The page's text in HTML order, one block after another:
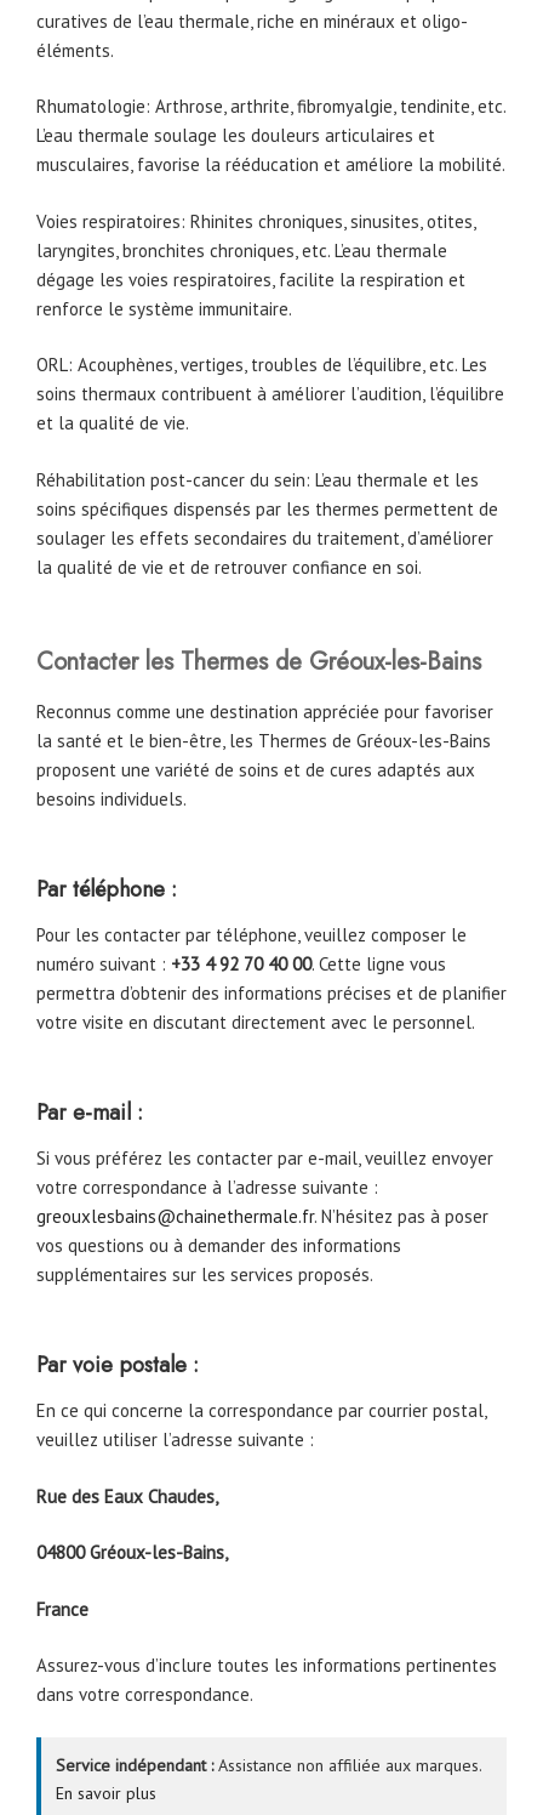
curatives de l’eau thermale, riche en minéraux et oligo-
éléments.
Rhumatologie: Arthrose, arthrite, fibromyalgie, tendinite, etc.
L’eau thermale soulage les douleurs articulaires et
musculaires, favorise la rééducation et améliore la mobilité.
Voies respiratoires: Rhinites chroniques, sinusites, otites,
laryngites, bronchites chroniques, etc. L’eau thermale
dégage les voies respiratoires, facilite la respiration et
renforce le système immunitaire.
ORL: Acouphènes, vertiges, troubles de l’équilibre, etc. Les
soins thermaux contribuent à améliorer l’audition, l’équilibre
et la qualité de vie.
Réhabilitation post-cancer du sein: L’eau thermale et les
soins spécifiques dispensés par les thermes permettent de
soulager les effets secondaires du traitement, d’améliorer
la qualité de vie et de retrouver confiance en soi.
Contacter les Thermes de Gréoux-les-Bains
Reconnus comme une destination appréciée pour favoriser
la santé et le bien-être, les Thermes de Gréoux-les-Bains
proposent une variété de soins et de cures adaptés aux
besoins individuels.
Par téléphone :
Pour les contacter par téléphone, veuillez composer le
numéro suivant : +33 4 92 70 40 00. Cette ligne vous
permettra d’obtenir des informations précises et de planifier
votre visite en discutant directement avec le personnel.
Par e-mail :
Si vous préférez les contacter par e-mail, veuillez envoyer
votre correspondance à l’adresse suivante :
greouxlesbains@chainethermale.fr. N’hésitez pas à poser
vos questions ou à demander des informations
supplémentaires sur les services proposés.
Par voie postale :
En ce qui concerne la correspondance par courrier postal,
veuillez utiliser l’adresse suivante :
Rue des Eaux Chaudes,
04800 Gréoux-les-Bains,
France
Assurez-vous d’inclure toutes les informations pertinentes
dans votre correspondance.
Service indépendant :Assistance non affiliée aux marques.
En savoir plus